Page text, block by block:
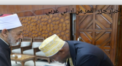
اخبار جزر القمر من ار تي عربي